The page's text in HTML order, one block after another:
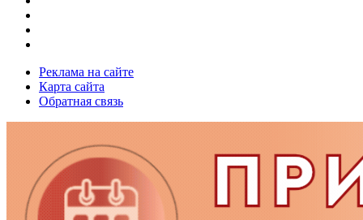
Реклама на сайте
Карта сайта
Обратная связь